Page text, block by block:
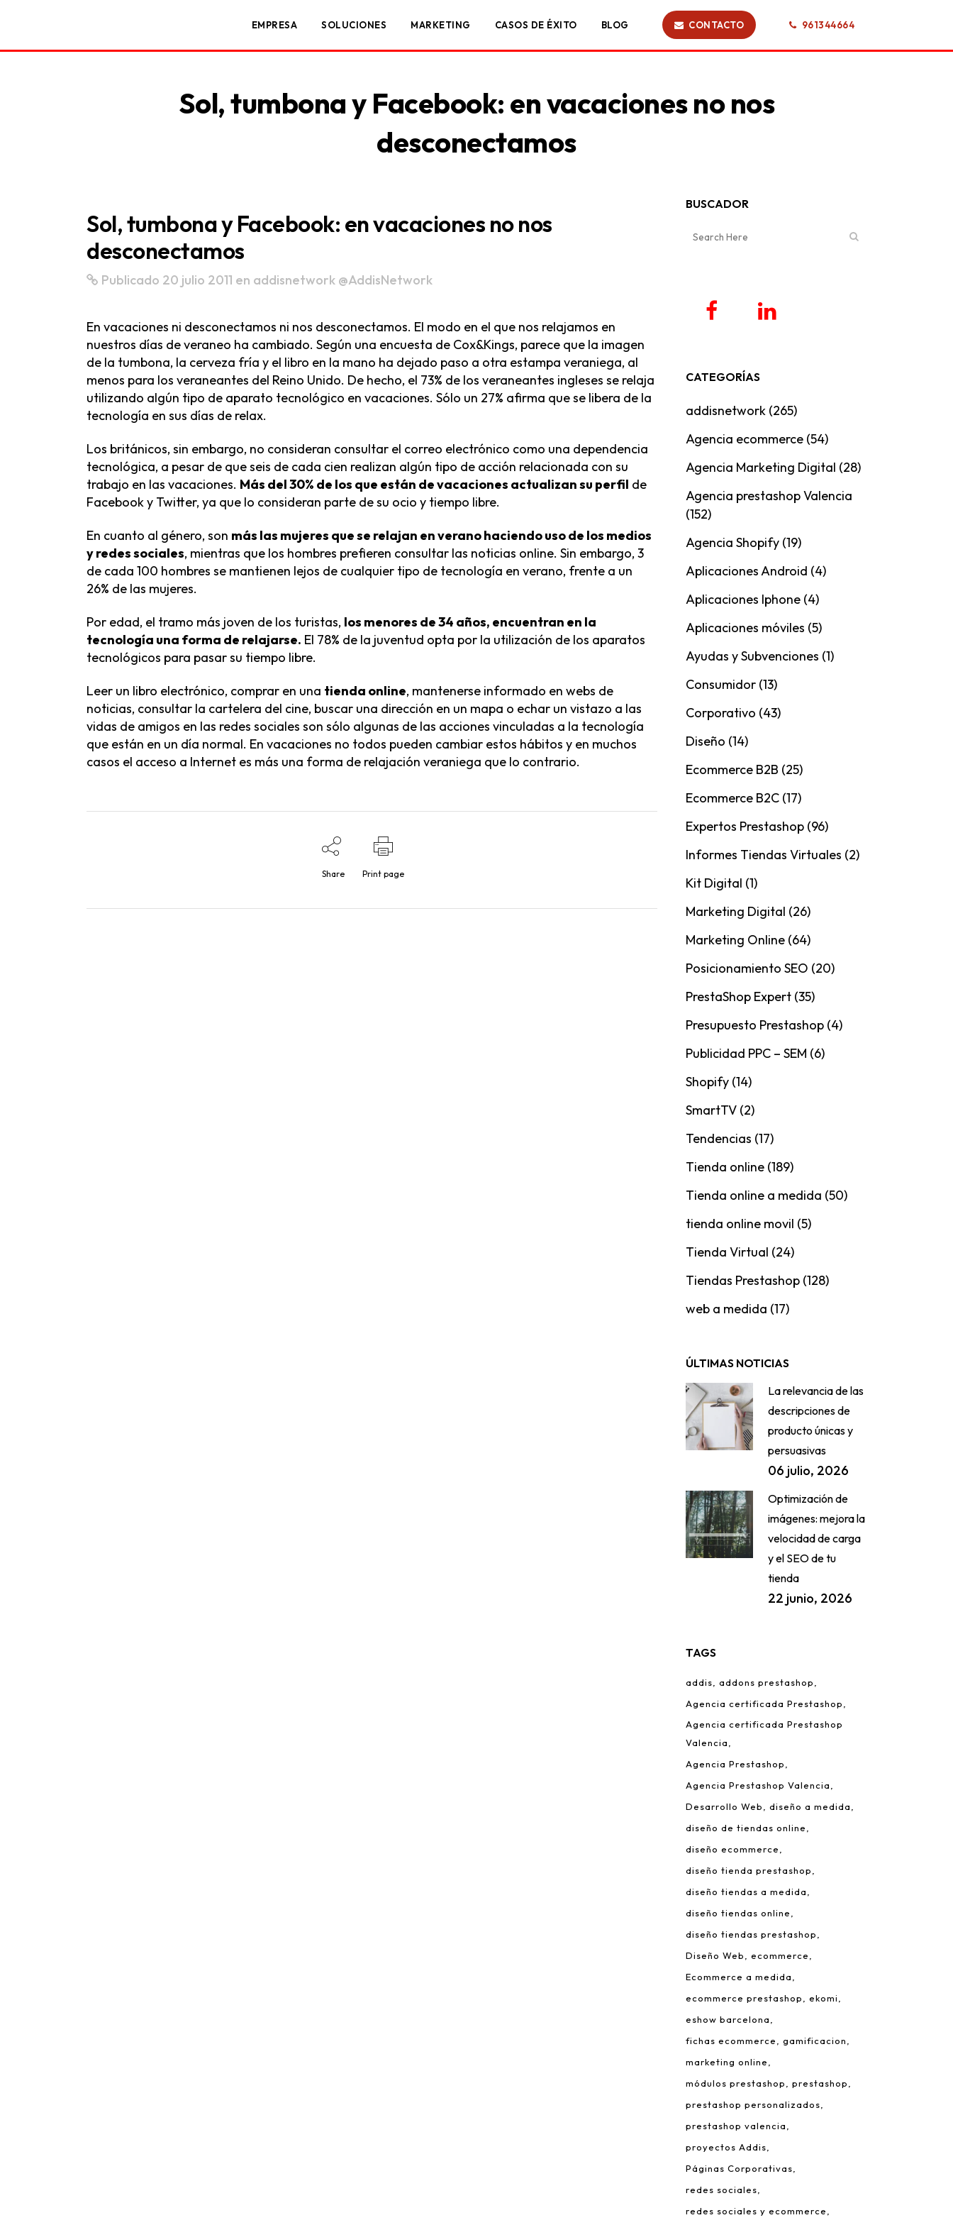
EMPRESA SOLUCIONES MARKETING CASOS DE ÉXITO BLOG CONTACTO 961344664
Sol, tumbona y Facebook: en vacaciones no nos
desconectamos
Sol, tumbona y Facebook: en vacaciones no nos
desconectamos
Publicado 20 julio 2011 en addisnetwork @AddisNetwork
En vacaciones ni desconectamos ni nos desconectamos. El modo en el que nos relajamos en
nuestros días de veraneo ha cambiado. Según una encuesta de Cox&Kings, parece que la imagen
de la tumbona, la cerveza fría y el libro en la mano ha dejado paso a otra estampa veraniega, al
menos para los veraneantes del Reino Unido. De hecho, el 73% de los veraneantes ingleses se relaja
utilizando algún tipo de aparato tecnológico en vacaciones. Sólo un 27% afirma que se libera de la
tecnología en sus días de relax.
Los británicos, sin embargo, no consideran consultar el correo electrónico como una dependencia
tecnológica, a pesar de que seis de cada cien realizan algún tipo de acción relacionada con su
trabajo en las vacaciones. Más del 30% de los que están de vacaciones actualizan su perfil de
Facebook y Twitter, ya que lo consideran parte de su ocio y tiempo libre.
En cuanto al género, son más las mujeres que se relajan en verano haciendo uso de los medios
y redes sociales, mientras que los hombres prefieren consultar las noticias online. Sin embargo, 3
de cada 100 hombres se mantienen lejos de cualquier tipo de tecnología en verano, frente a un
26% de las mujeres.
Por edad, el tramo más joven de los turistas, los menores de 34 años, encuentran en la
tecnología una forma de relajarse. El 78% de la juventud opta por la utilización de los aparatos
tecnológicos para pasar su tiempo libre.
Leer un libro electrónico, comprar en una tienda online, mantenerse informado en webs de
noticias, consultar la cartelera del cine, buscar una dirección en un mapa o echar un vistazo a las
vidas de amigos en las redes sociales son sólo algunas de las acciones vinculadas a la tecnología
que están en un día normal. En vacaciones no todos pueden cambiar estos hábitos y en muchos
casos el acceso a Internet es más una forma de relajación veraniega que lo contrario.
Share Print page
BUSCADOR
CATEGORÍAS
addisnetwork (265)
Agencia ecommerce (54)
Agencia Marketing Digital (28)
Agencia prestashop Valencia
(152)
Agencia Shopify (19)
Aplicaciones Android (4)
Aplicaciones Iphone (4)
Aplicaciones móviles (5)
Ayudas y Subvenciones (1)
Consumidor (13)
Corporativo (43)
Diseño (14)
Ecommerce B2B (25)
Ecommerce B2C (17)
Expertos Prestashop (96)
Informes Tiendas Virtuales (2)
Kit Digital (1)
Marketing Digital (26)
Marketing Online (64)
Posicionamiento SEO (20)
PrestaShop Expert (35)
Presupuesto Prestashop (4)
Publicidad PPC – SEM (6)
Shopify (14)
SmartTV (2)
Tendencias (17)
Tienda online (189)
Tienda online a medida (50)
tienda online movil (5)
Tienda Virtual (24)
Tiendas Prestashop (128)
web a medida (17)
ÚLTIMAS NOTICIAS
La relevancia de las
descripciones de
producto únicas y
persuasivas
06 julio, 2026
Optimización de
imágenes: mejora la
velocidad de carga
y el SEO de tu
tienda
22 junio, 2026
TAGS
addis
addons prestashop
Agencia certificada Prestashop
Agencia certificada Prestashop
Valencia
Agencia Prestashop
Agencia Prestashop Valencia
Desarrollo Web
diseño a medida
diseño de tiendas online
diseño ecommerce
diseño tienda prestashop
diseño tiendas a medida
diseño tiendas online
diseño tiendas prestashop
Diseño Web
ecommerce
Ecommerce a medida
ecommerce prestashop
ekomi
eshow barcelona
fichas ecommerce
gamificacion
marketing online
módulos prestashop
prestashop
prestashop personalizados
prestashop valencia
proyectos Addis
Páginas Corporativas
redes sociales
redes sociales y ecommerce
C/ Leonardo da Vinci, 22.
Parque Tecnológico de Valencia.
46980 Paterna – Valencia
info@addis.es
(+34) 96 134 46 64